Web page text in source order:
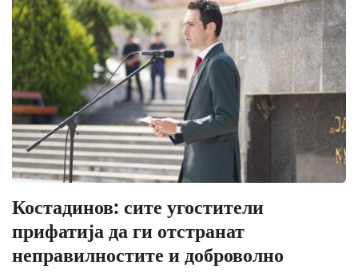
Костадинов: сите угостители
прифатија да ги отстранат
неправилностите и доброволно